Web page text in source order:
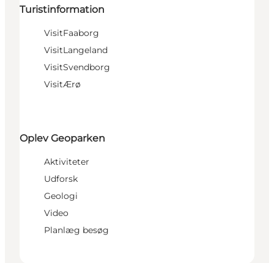
Turistinformation
VisitFaaborg
VisitLangeland
VisitSvendborg
VisitÆrø
Oplev Geoparken
Aktiviteter
Udforsk
Geologi
Video
Planlæg besøg